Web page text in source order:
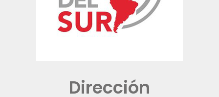
Dirección